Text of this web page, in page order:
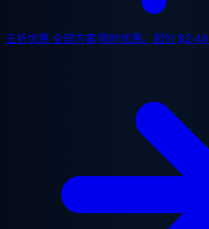
五折优惠 全部方案,限时优惠。起价